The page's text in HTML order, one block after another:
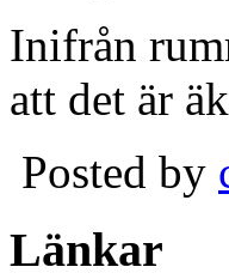
Inifrån
att det är
Posted by
Länkar